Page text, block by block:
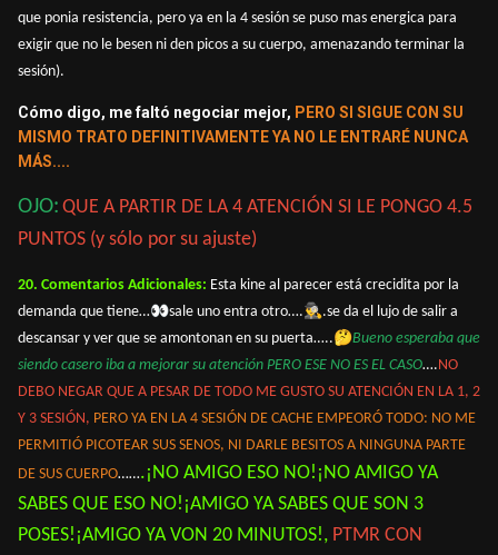
que ponia resistencia, pero ya en la 4 sesión se puso mas energica para
exigir que no le besen ni den picos a su cuerpo, amenazando terminar la
sesión).
Cómo digo, me faltó negociar mejor, PERO SI SIGUE CON SU
MISMO TRATO DEFINITIVAMENTE YA NO LE ENTRARÉ NUNCA
MÁS....
OJO: QUE A PARTIR DE LA 4 ATENCIÓN SI LE PONGO 4.5
PUNTOS (y sólo por su ajuste)
20. Comentarios Adicionales: Esta kine al parecer está crecidita por la
demanda que tiene…👀sale uno entra otro….🕵️‍♂️.se da el lujo de salir a
descansar y ver que se amontonan en su puerta…..🤔Bueno esperaba que
siendo casero iba a mejorar su atención PERO ESE NO ES EL CASO….NO
DEBO NEGAR QUE A PESAR DE TODO ME GUSTO SU ATENCIÓN EN LA 1, 2
Y 3 SESIÓN, PERO YA EN LA 4 SESIÓN DE CACHE EMPEORÓ TODO: NO ME
PERMITIÓ PICOTEAR SUS SENOS, NI DARLE BESITOS A NINGUNA PARTE
DE SUS CUERPO…….¡NO AMIGO ESO NO!¡NO AMIGO YA
SABES QUE ESO NO!¡AMIGO YA SABES QUE SON 3
POSES!¡AMIGO YA VON 20 MINUTOS!, PTMR CON